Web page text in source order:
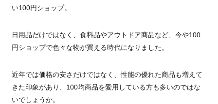
い100円ショップ。
日用品だけではなく、食料品やアウトドア商品など、今や100
円ショップで色々な物が買える時代になりました。
近年では価格の安さだけではなく、性能の優れた商品も増えて
きた印象があり、100均商品を愛用している方も多いのではな
いでしょうか。